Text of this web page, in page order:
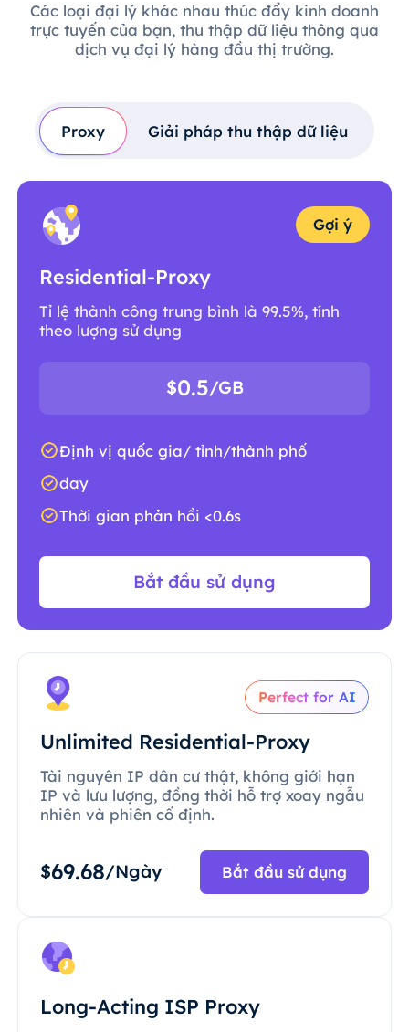
Các loại đại lý khác nhau thúc đẩy kinh doanh
trực tuyến của bạn, thu thập dữ liệu thông qua
dịch vụ đại lý hàng đầu thị trường.
Proxy Giải pháp thu thập dữ liệu
Gợi ý
Residential-Proxy
Tỉ lệ thành công trung bình là 99.5%, tính
theo lượng sử dụng
$0.5/GB
Định vị quốc gia/ tỉnh/thành phố
day
Thời gian phản hồi <0.6s
Bắt đầu sử dụng
Perfect for AI
Unlimited Residential-Proxy
Tài nguyên IP dân cư thật, không giới hạn
IP và lưu lượng, đồng thời hỗ trợ xoay ngẫu
nhiên và phiên cố định.
$69.68/Ngày Bắt đầu sử dụng
Long-Acting ISP Proxy